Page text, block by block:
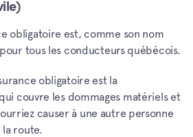
obligatoire est, comme son nom
tous les conducteurs québécois.
obligatoire est la
couvre les dommages matériels et
causer à une autre personne
route.